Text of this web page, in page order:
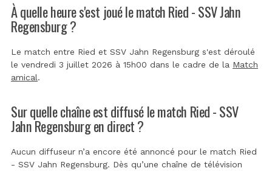
À quelle heure s'est joué le match Ried - SSV Jahn
Regensburg ?
Le match entre Ried et SSV Jahn Regensburg s'est déroulé
le vendredi 3 juillet 2026 à 15h00 dans le cadre de la Match
amical.
Sur quelle chaîne est diffusé le match Ried - SSV
Jahn Regensburg en direct ?
Aucun diffuseur n’a encore été annoncé pour le match Ried
- SSV Jahn Regensburg. Dès qu’une chaîne de télévision